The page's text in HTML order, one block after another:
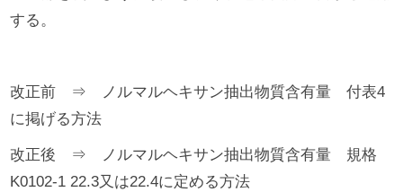
する。
改正前 ⇒ ノルマルヘキサン抽出物質含有量 付表4
に掲げる方法
改正後 ⇒ ノルマルヘキサン抽出物質含有量 規格
K0102-1 22.3又は22.4に定める方法